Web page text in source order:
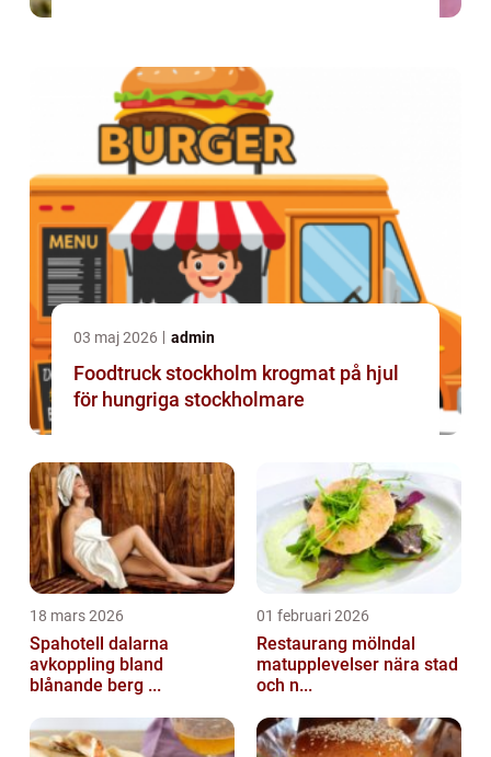
03 maj 2026 admin
Foodtruck stockholm krogmat på hjul
för hungriga stockholmare
18 mars 2026
Spahotell dalarna
avkoppling bland
blånande berg ...
01 februari 2026
Restaurang mölndal
matupplevelser nära stad
och n...